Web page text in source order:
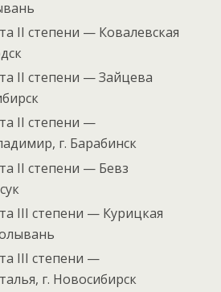
II степени — Ковалевская
II степени — Зайцева
II степени —
г. Барабинск
II степени — Бевз
III степени — Курицкая
III степени —
г. Новосибирск